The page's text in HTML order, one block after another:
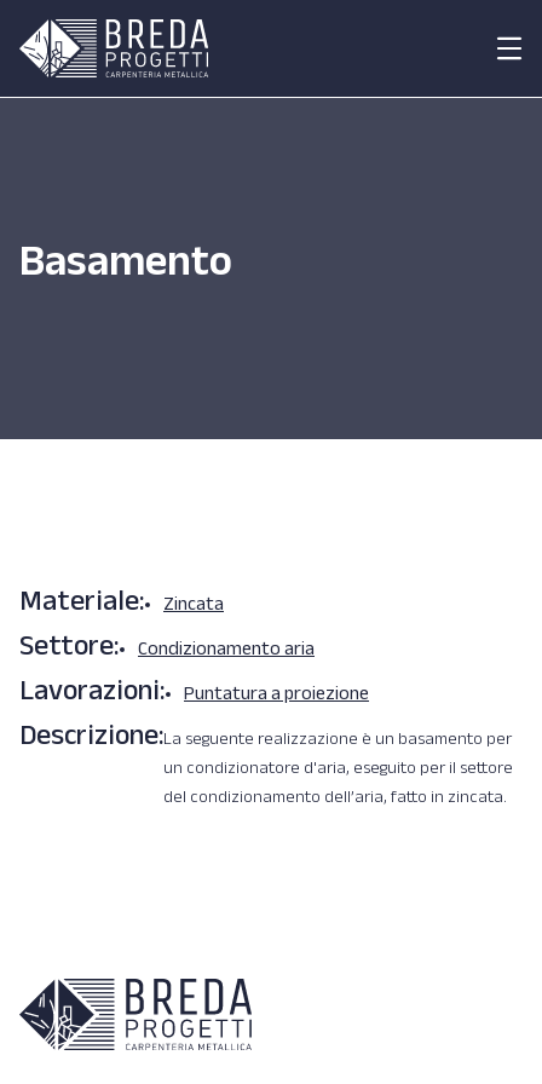
Basamento
Materiale: Zincata
Settore: Condizionamento aria
Lavorazioni: Puntatura a proiezione
Descrizione:La seguente realizzazione è un basamento per
un condizionatore d'aria, eseguito per il settore
del condizionamento dell’aria, fatto in zincata.